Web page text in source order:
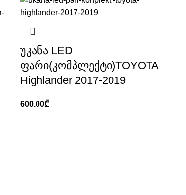
უკანა LED
ფარი(კომპლექტი)TOYOTA
Highlander 2017-2019
600.00₾